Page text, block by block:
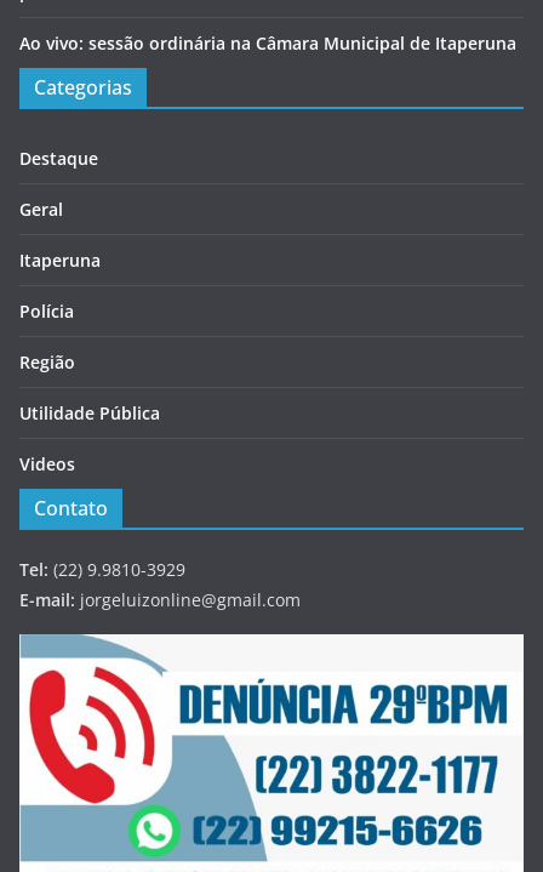
Ao vivo: sessão ordinária na Câmara Municipal de Itaperuna
Categorias
Destaque
Geral
Itaperuna
Polícia
Região
Utilidade Pública
Videos
Contato
Tel: (22) 9.9810-3929
E-mail: jorgeluizonline@gmail.com